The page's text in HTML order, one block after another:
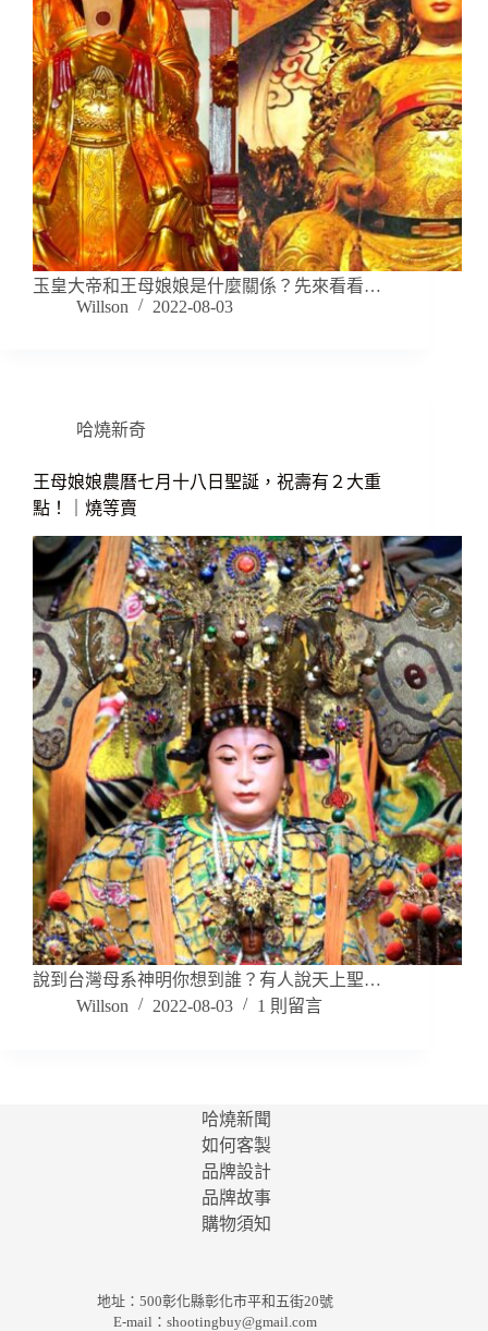
玉皇大帝和王母娘娘是什麼關係？先來看看…
Willson
2022-08-03
哈燒新奇
王母娘娘農曆七月十八日聖誕，祝壽有２大重
點！｜燒等賣
說到台灣母系神明你想到誰？有人說天上聖…
Willson
2022-08-03 1 則留言
哈燒新聞
如何客製
品牌設計
品牌故事
購物須知
地址：500彰化縣彰化市平和五街20號
E-mail： shootingbuy@gmail.com